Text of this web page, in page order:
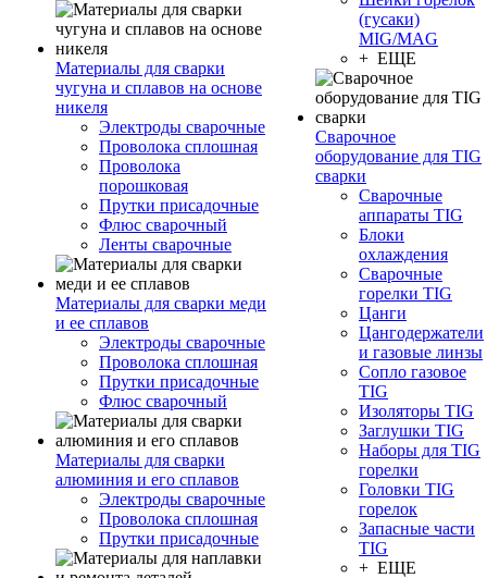
Материалы для сварки
чугуна и сплавов на основе
никеля
Электроды сварочные
Проволока сплошная
Проволока
порошковая
Прутки присадочные
Флюс сварочный
Ленты сварочные
Материалы для сварки меди
и ее сплавов
Электроды сварочные
Проволока сплошная
Прутки присадочные
Флюс сварочный
Материалы для сварки
алюминия и его сплавов
Электроды сварочные
Проволока сплошная
Прутки присадочные
(гусаки)
MIG/MAG
+ ЕЩЕ
Сварочное
оборудование для TIG
сварки
Сварочные
аппараты TIG
Блоки
охлаждения
Сварочные
горелки TIG
Цанги
Цангодержатели
и газовые линзы
Сопло газовое
TIG
Изоляторы TIG
Заглушки TIG
Наборы для TIG
горелки
Головки TIG
горелок
Запасные части
TIG
+ ЕЩЕ